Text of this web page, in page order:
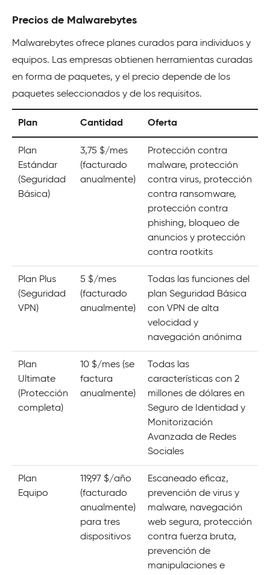
Precios de Malwarebytes
Malwarebytes ofrece planes curados para individuos y
equipos. Las empresas obtienen herramientas curadas
en forma de paquetes, y el precio depende de los
paquetes seleccionados y de los requisitos.
Plan Cantidad Oferta
Plan
Estándar
(Seguridad
Básica)
3,75 $/mes
(facturado
anualmente)
Protección contra
malware, protección
contra virus, protección
contra ransomware,
protección contra
phishing, bloqueo de
anuncios y protección
contra rootkits
Plan Plus
(Seguridad
VPN)
5 $/mes
(facturado
anualmente)
Todas las funciones del
plan Seguridad Básica
con VPN de alta
velocidad y
navegación anónima
Plan
Ultimate
(Protección
completa)
10 $/mes (se
factura
anualmente)
Todas las
características con 2
millones de dólares en
Seguro de Identidad y
Monitorización
Avanzada de Redes
Sociales
Plan
Equipo
119,97 $/año
(facturado
anualmente)
para tres
dispositivos
Escaneado eficaz,
prevención de virus y
malware, navegación
web segura, protección
contra fuerza bruta,
prevención de
manipulaciones e